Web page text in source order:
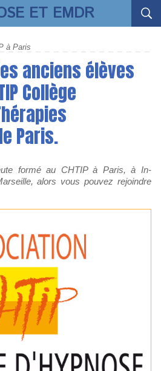
ET EMDR
à Paris
anciens élèves
Collège
Paris.
formé au CHTIP à Paris, à In-
alors vous pouvez rejoindre